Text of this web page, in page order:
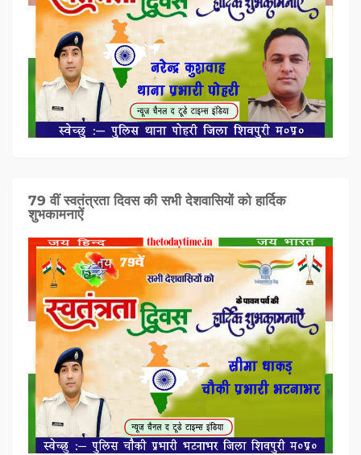
79 वीं स्वतंत्रता दिवस की सभी देशवासियों को हार्दिक
शुभकामनाऐं